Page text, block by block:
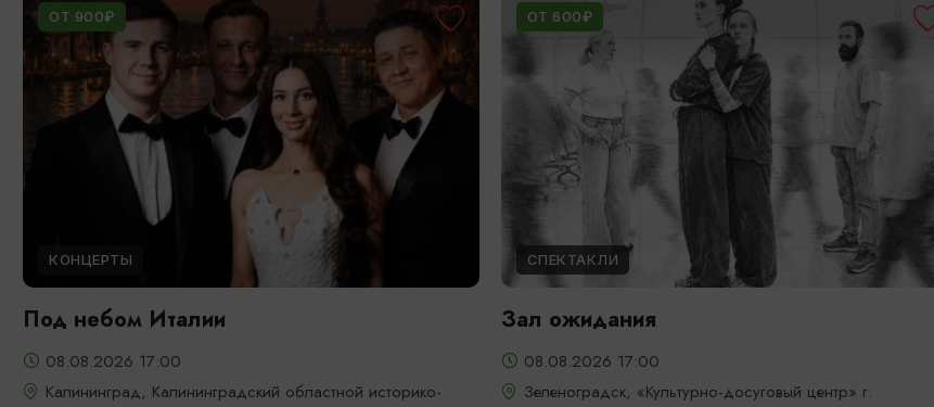
ОТ 900₽
КОНЦЕРТЫ
Под небом Италии
08.08.2026 17:00
Калининград, Калининградский областной историко-
ОТ 600₽
СПЕКТАКЛИ
Зал ожидания
08.08.2026 17:00
Зеленоградск, «Культурно-досуговый центр» г.